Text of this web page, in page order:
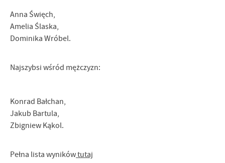
Anna Święch,
Amelia Ślaska,
Dominika Wróbel.
Najszybsi wśród mężczyzn:
Konrad Bałchan,
Jakub Bartula,
Zbigniew Kąkol.
Pełna lista wynikówtutaj